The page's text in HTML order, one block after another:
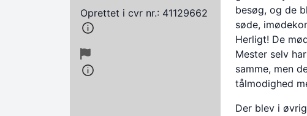
Oprettet i cvr nr.: 41129662
besøg, og de
søde,
Herligt! De
Mester selv
samme, men
tålmodighed
Der blev i